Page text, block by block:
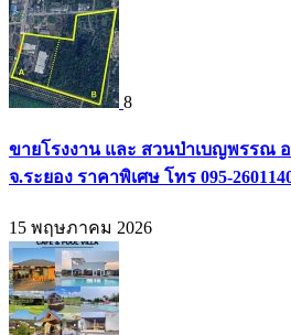
8
ขายโรงงาน และ สวนป่าเบญพรรณ อ
จ.ระยอง ราคาพิเศษ โทร 095-
15 พฤษภาคม 2026